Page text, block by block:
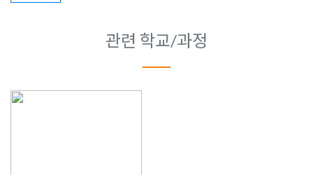
관련 학교/과정